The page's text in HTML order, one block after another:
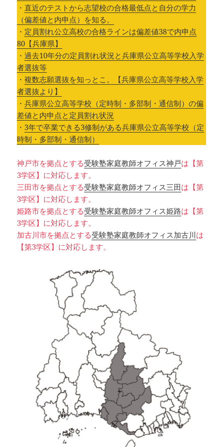
・直近のテストから志望校の合格最低点と自分の学力
（偏差値と内申点）を知る。
・ 定員割れ公立高校の合格ラインは偏差値38で内申点
80【兵庫県】
・過去10年分の定員割れ状況と兵庫県公立高等学校入学
者選抜等
・複数志願選抜を知っとこ。【兵庫県公立高等学校入学
者選抜より】
・兵庫県公立高等学校（定時制・多部制・通信制）の偏
差値と内申点と定員割れ状況
・ 3年で卒業できる3修制がある兵庫県公立高等学校（定
時制・多部制・通信制）
神戸市を拠点とする受験塾家庭教師オフィス神戸は【第
3学区】に対応します。
三田市を拠点とする受験塾家庭教師オフィス三田は【第
3学区】に対応します。
姫路市を拠点とする受験塾家庭教師オフィス姫路は【第
3学区】に対応します。
加古川市を拠点とする受験塾家庭教師オフィス加古川は
【第3学区】に対応します。